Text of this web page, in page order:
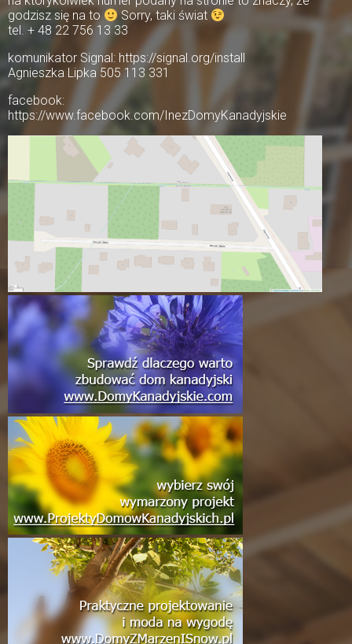
godzisz się na to
Sorry, taki świat
tel. + 48 22 756 13 33
komunikator Signal: https://signal.org/install
Agnieszka Lipka 505 113 331
facebook:
https://www.facebook.com/InezDomyKanadyjskie